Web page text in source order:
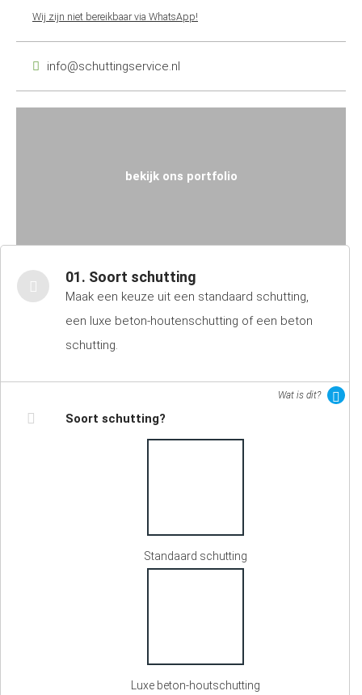
Wij zijn niet bereikbaar via WhatsApp!
info@schuttingservice.nl
bekijk ons portfolio
01. Soort schutting
Maak een keuze uit een standaard schutting,
een luxe beton-houtenschutting of een beton
schutting.
Wat is dit?
Soort schutting?
Standaard schutting
Luxe beton-houtschutting